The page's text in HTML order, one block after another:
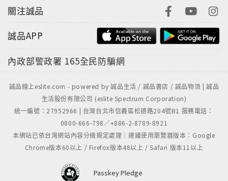
關注誠品
誠品APP
內政部警政署 165全民防騙網
誠品線上eslite.com - powered by 誠品生活 / 誠品書店 / 誠品物流 | 誠品
生活股份有限公司 (eslite Spectrum Corporation)
統一編號：27952966 | 台灣台北市信義區松德路204號B1 服務電話：
0800-666-798／+886-2-8789-8921
本網站已依台灣網站內容分級規定處理｜建議使用瀏覽器版本：Google
Chrome版本60以上 / Firefox版本48以上 / Safari 版本11以上
Passkey Pledge